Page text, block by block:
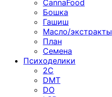
CannaFood
Бошка
Гашиш
Масло/экстракты
План
Семена
Психоделики
2C
DMT
DO